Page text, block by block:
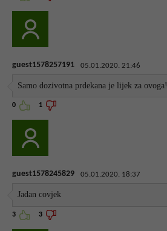
guest1578257191 05.01.2020. 21:46
Samo dozivotna prdekana je lijek za ovoga!
0 1
guest1578245829 05.01.2020. 18:37
Jadan covjek
3 3